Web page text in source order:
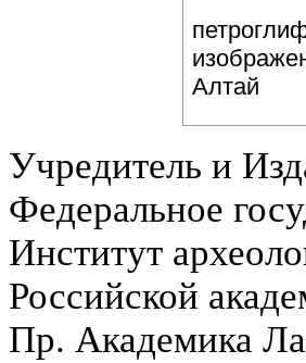
Алтай
Учредитель и
Федеральное
Институт
Российской
Пр. Академика